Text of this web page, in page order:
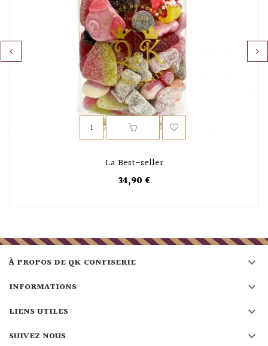
La Best-seller
34,90 €
À PROPOS DE QK CONFISERIE 
INFORMATIONS 
LIENS UTILES 
SUIVEZ NOUS 